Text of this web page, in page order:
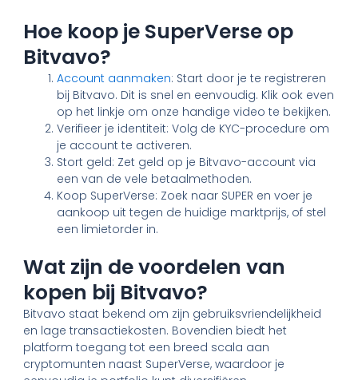
Hoe koop je SuperVerse op
Bitvavo?
Account aanmaken: Start door je te registreren
bij Bitvavo. Dit is snel en eenvoudig. Klik ook even
op het linkje om onze handige video te bekijken.
Verifieer je identiteit: Volg de KYC-procedure om
je account te activeren.
Stort geld: Zet geld op je Bitvavo-account via
een van de vele betaalmethoden.
Koop SuperVerse: Zoek naar SUPER en voer je
aankoop uit tegen de huidige marktprijs, of stel
een limietorder in.
Wat zijn de voordelen van
kopen bij Bitvavo?
Bitvavo staat bekend om zijn gebruiksvriendelijkheid
en lage transactiekosten. Bovendien biedt het
platform toegang tot een breed scala aan
cryptomunten naast SuperVerse, waardoor je